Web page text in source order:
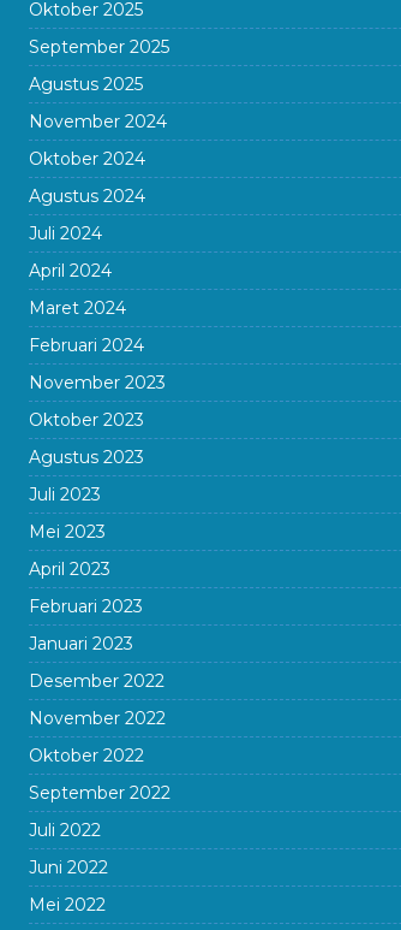
Oktober 2025
September 2025
Agustus 2025
November 2024
Oktober 2024
Agustus 2024
Juli 2024
April 2024
Maret 2024
Februari 2024
November 2023
Oktober 2023
Agustus 2023
Juli 2023
Mei 2023
April 2023
Februari 2023
Januari 2023
Desember 2022
November 2022
Oktober 2022
September 2022
Juli 2022
Juni 2022
Mei 2022